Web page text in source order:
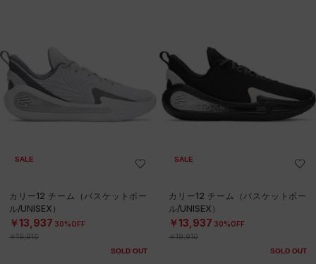
SALE
カリー12 チーム（バスケットボー
ル/UNISEX）
￥13,937 30%OFF
￥19,910
SOLD OUT
SALE
カリー12 チーム（バスケットボー
ル/UNISEX）
￥13,937 30%OFF
￥19,910
SOLD OUT